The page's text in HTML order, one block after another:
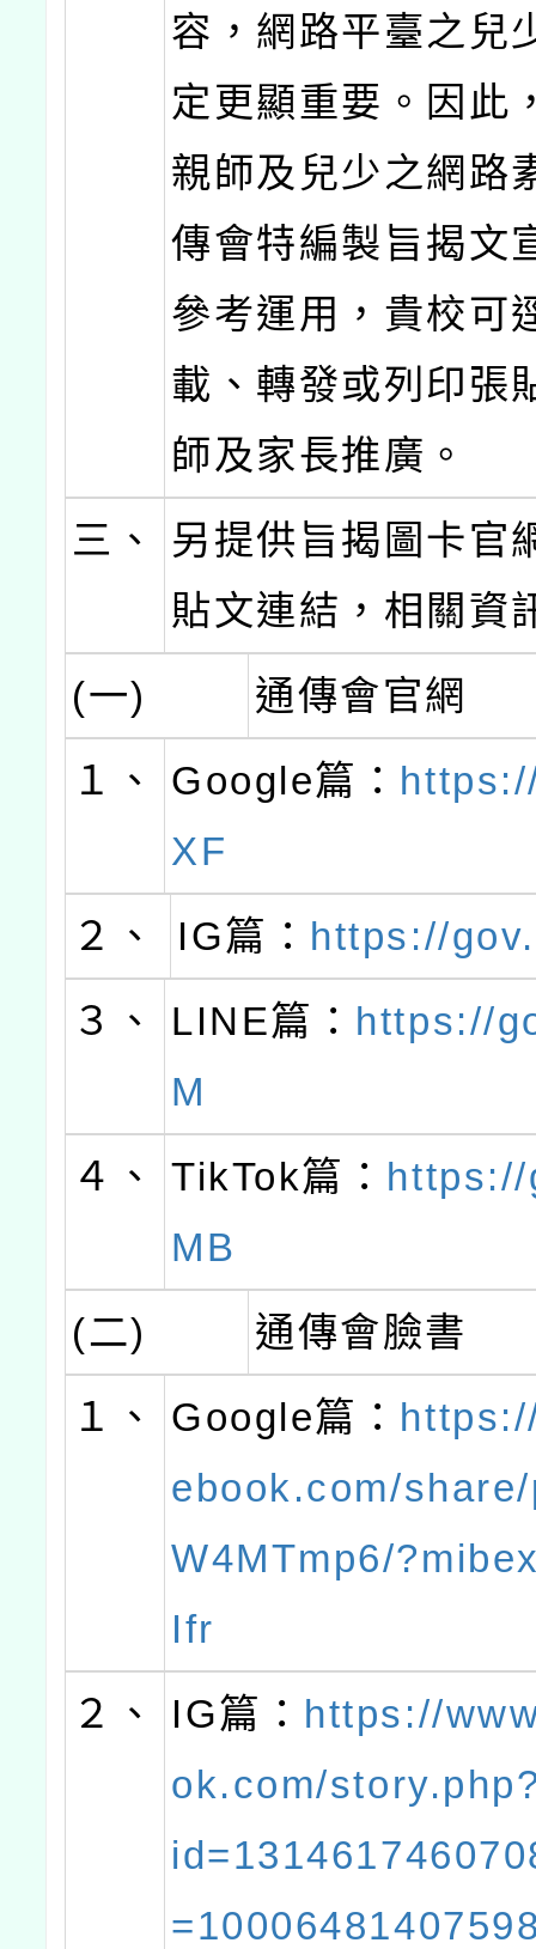
容，網路平臺之兒
定更顯重要。因此
親師及兒少之網路
傳會特編製旨揭文
參考運用，貴校可
載、轉發或列印張
師及家長推廣。
三、
另提供旨揭圖卡官
貼文連結，相關資
(一)
通傳會官網
１、
Google篇：
XF
２、
IG篇： https://
３、
LINE篇： https://
M
４、
TikTok篇：
MB
(二)
通傳會臉書
１、
Google篇：
ebook.com/
W4MTmp6/
Ifr
２、
IG篇： https://
ok.com/